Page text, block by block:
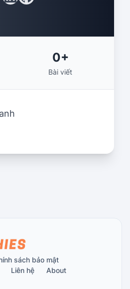
0+
Bài viết
sách bảo mật
Liên hệ
About